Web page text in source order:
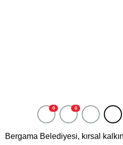
0 0
Bergama Belediyesi, kırsal